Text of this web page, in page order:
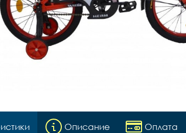
Описание Оплата